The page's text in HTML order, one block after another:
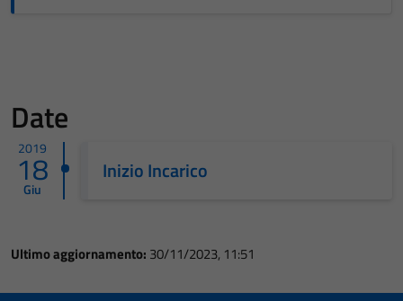
Date
2019
18
Giu
Inizio Incarico
Ultimo aggiornamento: 30/11/2023, 11:51